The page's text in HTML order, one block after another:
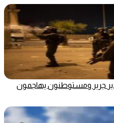
جرير ومستوطنون يهاجمون